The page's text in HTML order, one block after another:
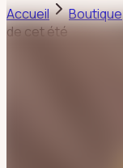
Accueil
Boutique
de cet été